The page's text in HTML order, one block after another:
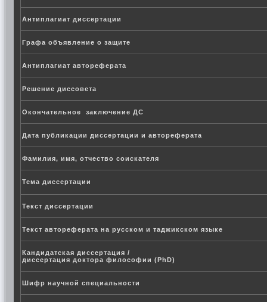
Антиплагиат диссертации
Графа объявление о защите
Антиплагиат автореферата
Решение диссовета
Окончательное заключение ДС
Дата публикации диссертации и автореферата
Фамилия, имя, отчество соискателя
Тема диссертации
Текст диссертации
Текст автореферата на русском и таджикском языке
Кандидатская диссертация /
диссертация доктора философии (PhD)
Шифр научной специальности